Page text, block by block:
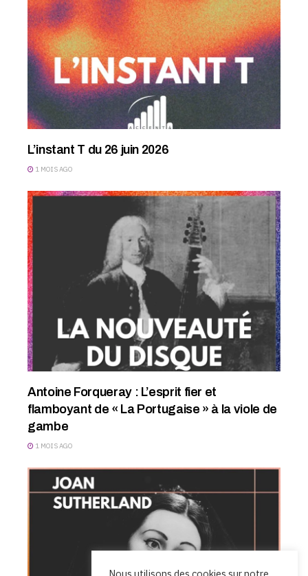
L’instant T du 26 juin 2026
1 MOIS AGO
Antoine Forqueray : L’esprit fier et
flamboyant de « La Portugaise » à la viole de
gambe
1 MOIS AGO